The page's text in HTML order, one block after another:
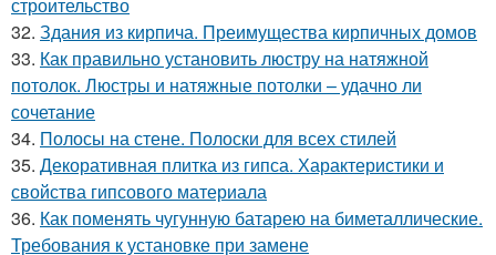
32. Здания из кирпича. Преимущества кирпичных домов
33. Как правильно установить люстру на натяжной
потолок. Люстры и натяжные потолки – удачно ли
сочетание
34. Полосы на стене. Полоски для всех стилей
35. Декоративная плитка из гипса. Характеристики и
свойства гипсового материала
36. Как поменять чугунную батарею на биметаллические.
Требования к установке при замене